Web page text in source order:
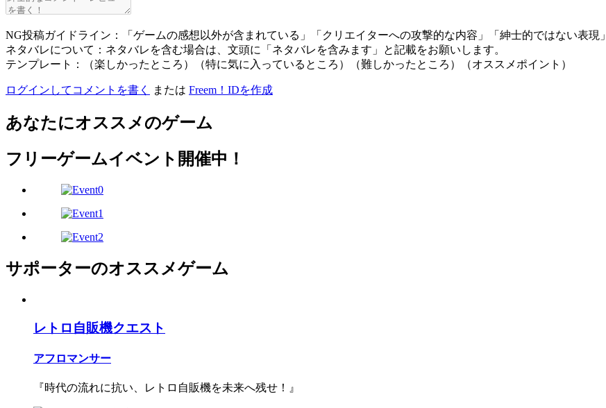
NG投稿ガイドライン：「ゲームの感想以外が含まれている」「クリエイターへの攻撃的な内容」「紳士的ではない表現」
ネタバレについて：ネタバレを含む場合は、文頭に「ネタバレを含みます」と記載をお願いします。
テンプレート：（楽しかったところ）（特に気に入っているところ）（難しかったところ）（オススメポイント）
ログインしてコメントを書く または Freem！IDを作成
あなたにオススメのゲーム
フリーゲームイベント開催中！
サポーターのオススメゲーム
レトロ自販機クエスト
アフロマンサー
『時代の流れに抗い、レトロ自販機を未来へ残せ！』